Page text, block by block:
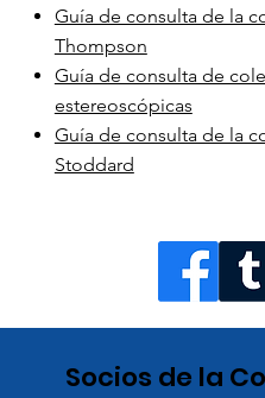
Guía de consulta de la
Thompson
Guía de consulta de
estereoscópicas
Guía de consulta de la
Stoddard
Socios de la